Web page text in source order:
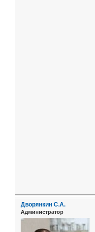
Дворянкин С.А.
Администратор